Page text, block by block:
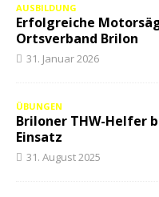
AUSBILDUNG
Erfolgreiche
Ortsverband Brilon
31. Januar 2026
ÜBUNGEN
Briloner THW-Helfer
Einsatz
31. August 2025